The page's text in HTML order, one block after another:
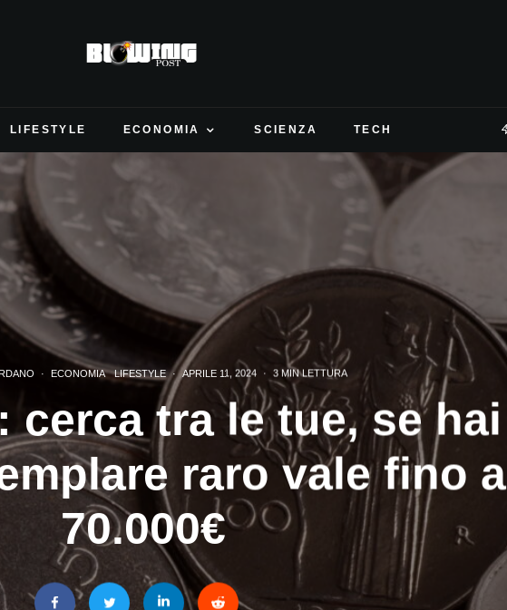
LIFESTYLE ECONOMIA SCIENZA TECH
· ECONOMIA LIFESTYLE · APRILE 11, 2024 · 3 MIN LETTURA
cerca tra le tue, se hai
raro vale fino a
70.000€